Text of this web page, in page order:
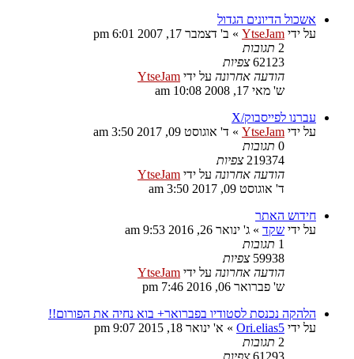
אשכול הדיונים הגדול
על ידי YtseJam
» ב' דצמבר 17, 2007 6:01 pm
2 תגובות
62123 צפיות
הודעה אחרונה על ידי YtseJam
ש' מאי 17, 2008 10:08 am
עברנו לפייסבוק/X
על ידי YtseJam
» ד' אוגוסט 09, 2017 3:50 am
0 תגובות
219374 צפיות
הודעה אחרונה על ידי YtseJam
ד' אוגוסט 09, 2017 3:50 am
חידוש האתר
על ידי שקד » ג' ינואר 26, 2016 9:53 am
1 תגובות
59938 צפיות
הודעה אחרונה על ידי YtseJam
ש' פברואר 06, 2016 7:46 pm
הלהקה נכנסת לסטודיו בפברואר+ בוא נחיה את הפורום!!
על ידי Ori.elias5
» א' ינואר 18, 2015 9:07 pm
2 תגובות
61293 צפיות